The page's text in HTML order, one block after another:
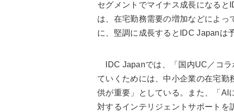
セグメントでマイナス成長になる
は、在宅勤務需要の増加などによ
に、堅調に成長するとIDC Japanは
IDC Japanでは、「国内UC／コラ
ていくためには、中小企業の在宅勤
供が重要」としている。また、「AI
対するインテリジェントサポートを